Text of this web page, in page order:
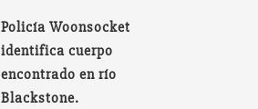
Policía Woonsocket
identifica cuerpo
encontrado en río
Blackstone.